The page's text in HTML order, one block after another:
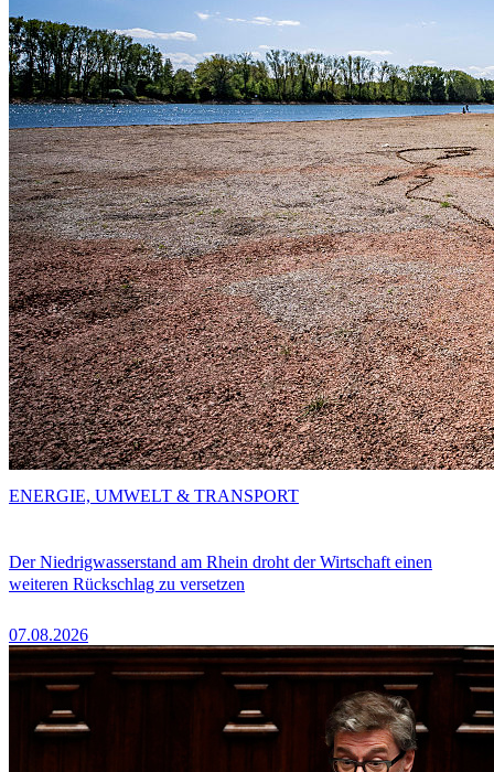
Der Niedrigwasserstand am Rhein droht der Wirtschaft einen
weiteren Rückschlag zu versetzen
07.08.2026
ENERGIE, UMWELT & TRANSPORT